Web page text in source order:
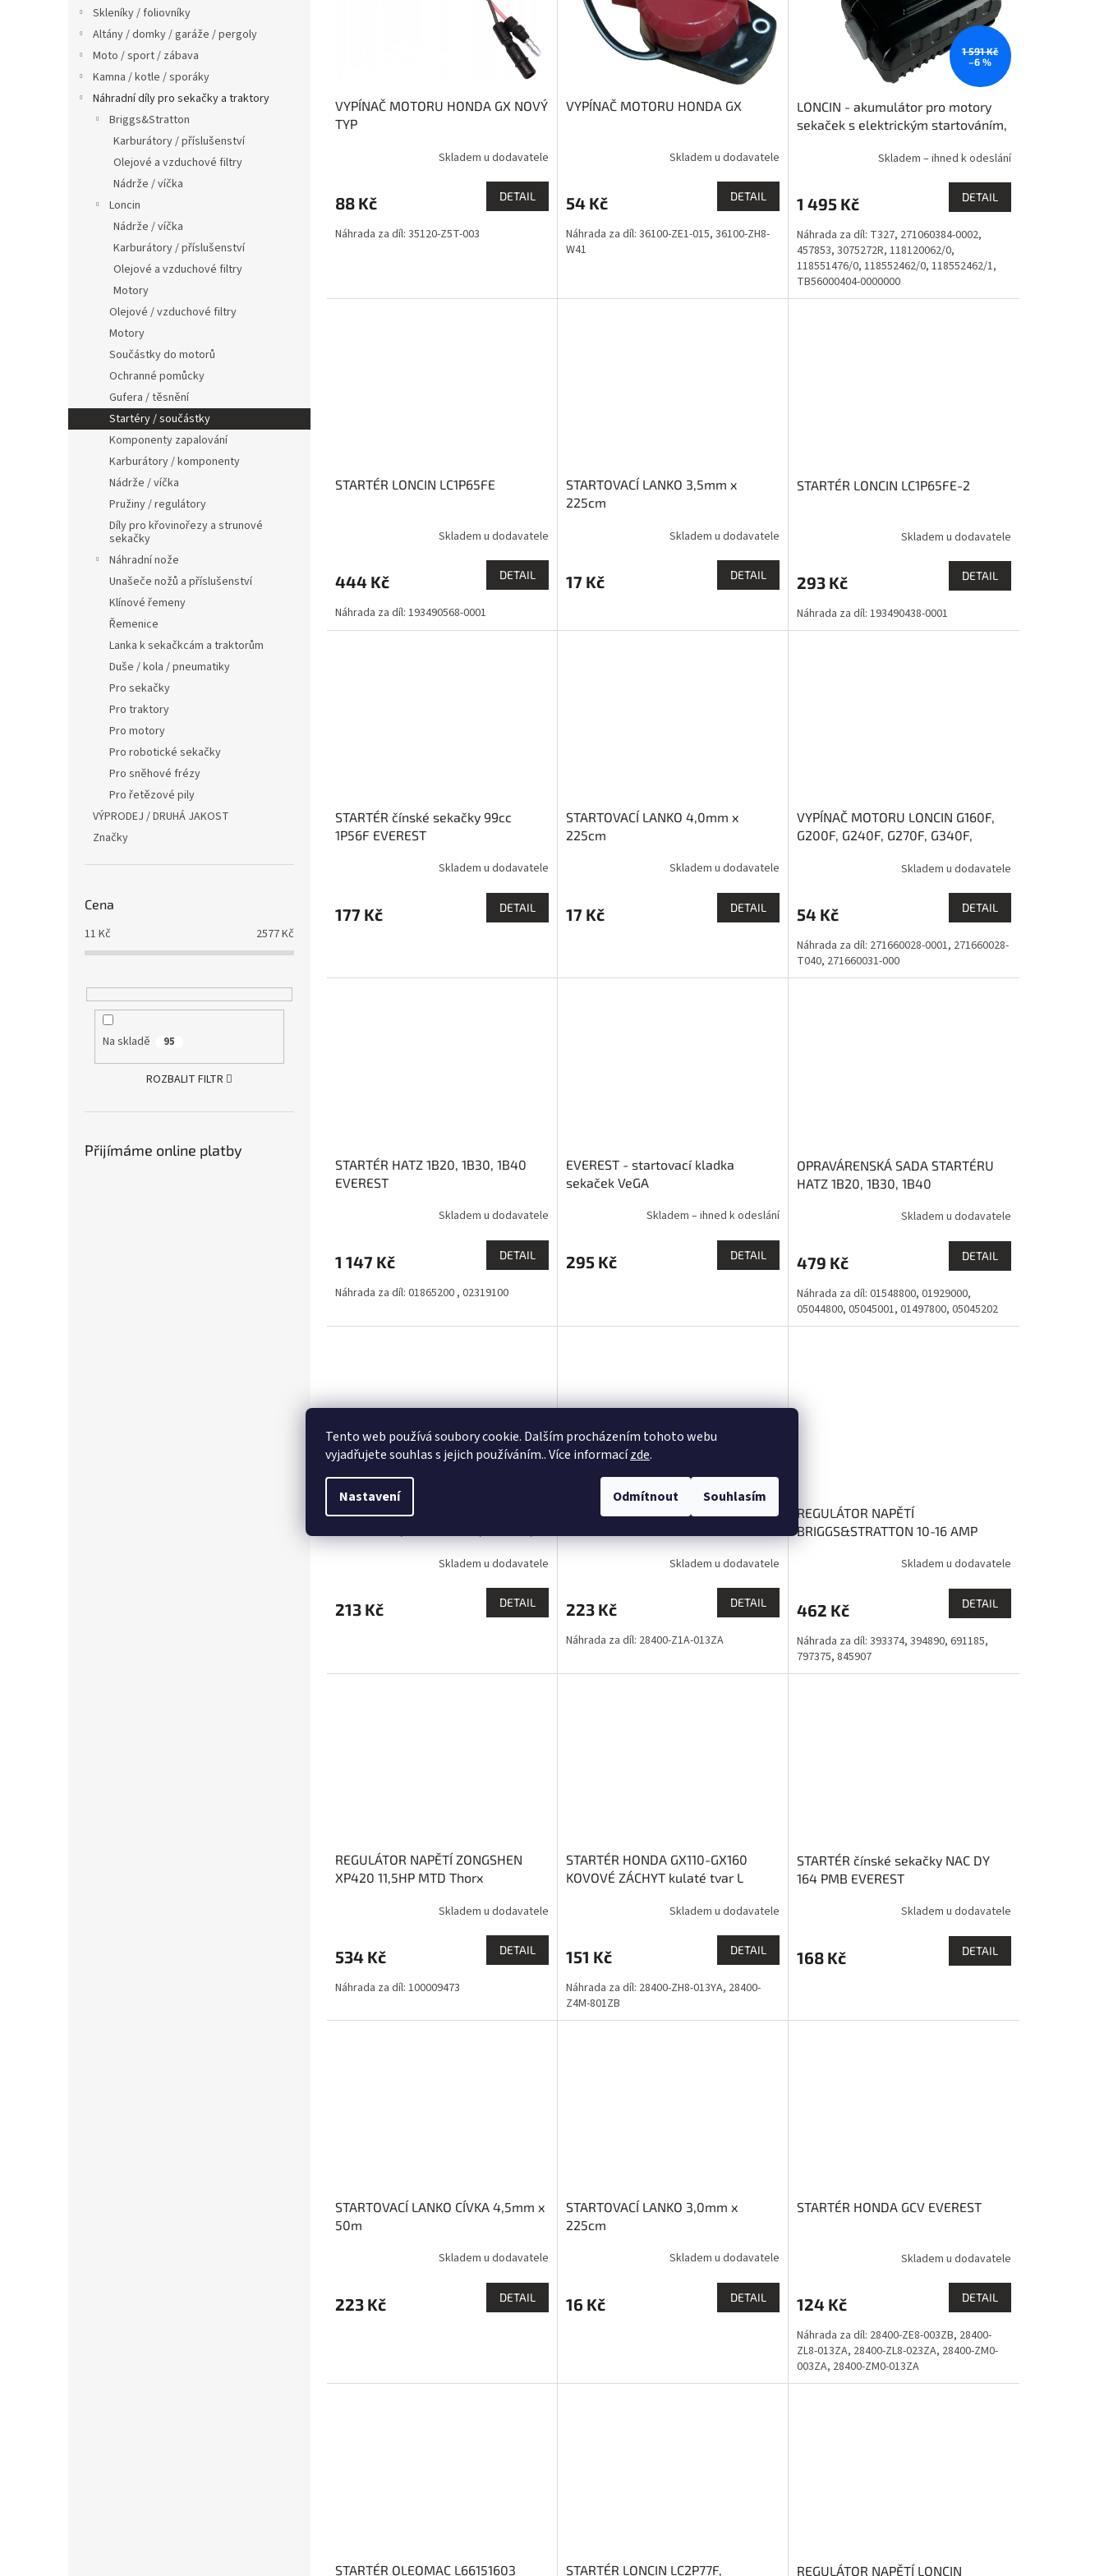
Tento web používá soubory cookie. Dalším procházením tohoto webu
vyjadřujete souhlas s jejich používáním.. Více informacízde.
Nastavení Odmítnout Souhlasím
Skleníky / foliovníky
Altány / domky / garáže / pergoly
Moto / sport / zábava
Kamna / kotle / sporáky
Náhradní díly pro sekačky a traktory
Briggs&Stratton
Karburátory / příslušenství
Olejové a vzduchové filtry
Nádrže / víčka
Loncin
Nádrže / víčka
Karburátory / příslušenství
Olejové a vzduchové filtry
Motory
Olejové / vzduchové filtry
Motory
Součástky do motorů
Ochranné pomůcky
Gufera / těsnění
Startéry / součástky
Komponenty zapalování
Karburátory / komponenty
Nádrže / víčka
Pružiny / regulátory
Díly pro křovinořezy a strunové
sekačky
Náhradní nože
Unašeče nožů a příslušenství
Klínové řemeny
Řemenice
Lanka k sekačkcám a traktorům
Duše / kola / pneumatiky
Pro sekačky
Pro traktory
Pro motory
Pro robotické sekačky
Pro sněhové frézy
Pro řetězové pily
VÝPRODEJ / DRUHÁ JAKOST
Značky
Cena
11 Kč 2577Kč
Na skladě 95
ROZBALIT FILTR
Přijímáme online platby
VYPÍNAČ MOTORU HONDA GX NOVÝ
TYP
Skladem u dodavatele
88 Kč DETAIL
Náhrada za díl: 35120-Z5T-003
VYPÍNAČ MOTORU HONDA GX
Skladem u dodavatele
54 Kč DETAIL
Náhrada za díl: 36100-ZE1-015, 36100-ZH8-
W41
1 591 Kč
–6 %
LONCIN - akumulátor pro motory
sekaček s elektrickým startováním,
Skladem – ihned k odeslání
1 495 Kč DETAIL
Náhrada za díl: T327, 271060384-0002,
457853, 3075272R, 118120062/0,
118551476/0, 118552462/0, 118552462/1,
TB56000404-0000000
STARTÉR LONCIN LC1P65FE
Skladem u dodavatele
444 Kč DETAIL
Náhrada za díl: 193490568-0001
STARTOVACÍ LANKO 3,5mm x
225cm
Skladem u dodavatele
17 Kč DETAIL
STARTÉR LONCIN LC1P65FE-2
Skladem u dodavatele
293 Kč DETAIL
Náhrada za díl: 193490438-0001
STARTÉR čínské sekačky 99cc
1P56F EVEREST
Skladem u dodavatele
177 Kč DETAIL
STARTOVACÍ LANKO 4,0mm x
225cm
Skladem u dodavatele
17 Kč DETAIL
VYPÍNAČ MOTORU LONCIN G160F,
G200F, G240F, G270F, G340F,
Skladem u dodavatele
54 Kč DETAIL
Náhrada za díl: 271660028-0001, 271660028-
T040, 271660031-000
STARTÉR HATZ 1B20, 1B30, 1B40
EVEREST
Skladem u dodavatele
1 147 Kč DETAIL
Náhrada za díl: 01865200 , 02319100
EVEREST - startovací kladka
sekaček VeGA
Skladem – ihned k odeslání
295 Kč DETAIL
OPRAVÁRENSKÁ SADA STARTÉRU
HATZ 1B20, 1B30, 1B40
Skladem u dodavatele
479 Kč DETAIL
Náhrada za díl: 01548800, 01929000,
05044800, 05045001, 01497800, 05045202
STARTÉR čínské sekačky NAC LP40-
GAMA EVEREST
Skladem u dodavatele
213 Kč DETAIL
STARTÉR HONDA GCV190 EVEREST
Skladem u dodavatele
223 Kč DETAIL
Náhrada za díl: 28400-Z1A-013ZA
REGULÁTOR NAPĚTÍ
BRIGGS&STRATTON 10-16 AMP
Skladem u dodavatele
462 Kč DETAIL
Náhrada za díl: 393374, 394890, 691185,
797375, 845907
REGULÁTOR NAPĚTÍ ZONGSHEN
XP420 11,5HP MTD Thorx
Skladem u dodavatele
534 Kč DETAIL
Náhrada za díl: 100009473
STARTÉR HONDA GX110-GX160
KOVOVÉ ZÁCHYT kulaté tvar L
Skladem u dodavatele
151 Kč DETAIL
Náhrada za díl: 28400-ZH8-013YA, 28400-
Z4M-801ZB
STARTÉR čínské sekačky NAC DY
164 PMB EVEREST
Skladem u dodavatele
168 Kč DETAIL
STARTOVACÍ LANKO CÍVKA 4,5mm x
50m
Skladem u dodavatele
223 Kč DETAIL
STARTOVACÍ LANKO 3,0mm x
225cm
Skladem u dodavatele
16 Kč DETAIL
STARTÉR HONDA GCV EVEREST
Skladem u dodavatele
124 Kč DETAIL
Náhrada za díl: 28400-ZE8-003ZB, 28400-
ZL8-013ZA, 28400-ZL8-023ZA, 28400-ZM0-
003ZA, 28400-ZM0-013ZA
STARTÉR OLEOMAC L66151603 STARTÉR LONCIN LC2P77F, REGULÁTOR NAPĚTÍ LONCIN